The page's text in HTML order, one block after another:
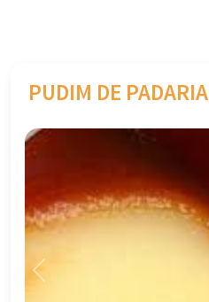
PUDIM DE PADARIA
Previous